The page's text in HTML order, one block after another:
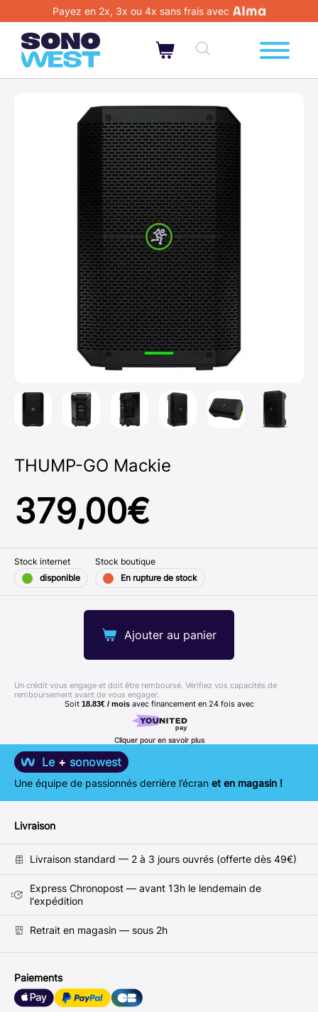
Payez en 2x, 3x ou 4x sans frais avec
THUMP-GO Mackie
379,00€
Ajouter au panier
Soit 18.83€ / mois avec financement en 24 fois avec
Cliquer pour en savoir plus
Un crédit vous engage et doit être remboursé. Vérifiez vos capacités de
remboursement avant de vous engager.
Stock internet
disponible
Stock boutique
En rupture de stock
Le + sonowest
Une équipe de passionnés derrière l’écran et en magasin !
Livraison
Livraison standard — 2 à 3 jours ouvrés (offerte dès 49€)
Express Chronopost — avant 13h le lendemain de
l'expédition
Retrait en magasin — sous 2h
Paiements